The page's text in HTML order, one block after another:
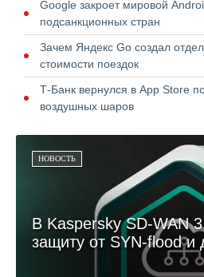
Google закроет мировой
подсанкционных стран
Зачем Яндекс Go создал
стоимости поездок
Т-Банк вернулся в App Store
воздушных шаров
НОВОСТЬ
В Kaspersky SD-WAN
защиту от SYN-flood и